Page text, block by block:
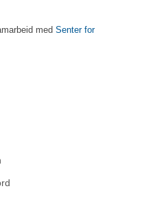
med Senter for